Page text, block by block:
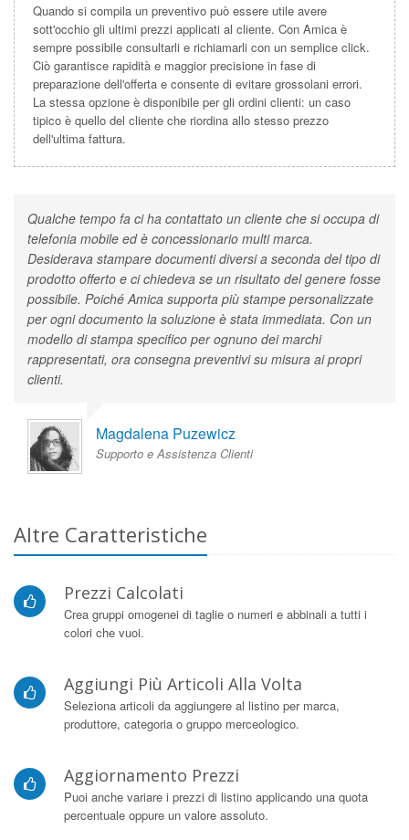
Quando si compila un preventivo può essere utile avere
sott'occhio gli ultimi prezzi applicati al cliente. Con Amica è
sempre possibile consultarli e richiamarli con un semplice click.
Ciò garantisce rapidità e maggior precisione in fase di
preparazione dell'offerta e consente di evitare grossolani errori.
La stessa opzione è disponibile per gli ordini clienti: un caso
tipico è quello del cliente che riordina allo stesso prezzo
dell'ultima fattura.
Qualche tempo fa ci ha contattato un cliente che si occupa di
telefonia mobile ed è concessionario multi marca.
Desiderava stampare documenti diversi a seconda del tipo di
prodotto offerto e ci chiedeva se un risultato del genere fosse
possibile. Poiché Amica supporta più stampe personalizzate
per ogni documento la soluzione è stata immediata. Con un
modello di stampa specifico per ognuno dei marchi
rappresentati, ora consegna preventivi su misura ai propri
clienti.
Magdalena Puzewicz
Supporto e Assistenza Clienti
Altre Caratteristiche
Prezzi Calcolati
Crea gruppi omogenei di taglie o numeri e abbinali a tutti i
colori che vuoi.
Aggiungi Più Articoli Alla Volta
Seleziona articoli da aggiungere al listino per marca,
produttore, categoria o gruppo merceologico.
Aggiornamento Prezzi
Puoi anche variare i prezzi di listino applicando una quota
percentuale oppure un valore assoluto.